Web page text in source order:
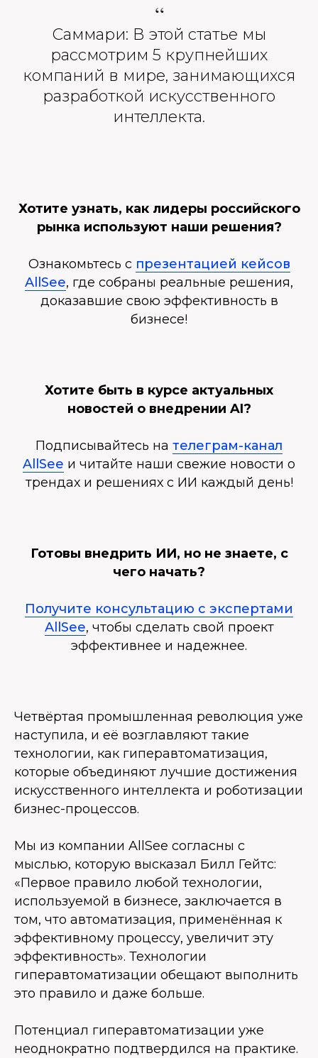
“
Саммари: В этой статье мы
рассмотрим 5 крупнейших
компаний в мире, занимающихся
разработкой искусственного
интеллекта.
Хотите узнать, как лидеры российского
рынка используют наши решения?
Ознакомьтесь с презентацией кейсов
AllSee, где собраны реальные решения,
доказавшие свою эффективность в
бизнесе!
Хотите быть в курсе актуальных
новостей о внедрении AI?
Подписывайтесь на телеграм-канал
AllSee и читайте наши свежие новости о
трендах и решениях с ИИ каждый день!
Готовы внедрить ИИ, но не знаете, с
чего начать?
Получите консультацию с экспертами
AllSee, чтобы сделать свой проект
эффективнее и надежнее.
Четвёртая промышленная революция уже
наступила, и её возглавляют такие
технологии, как гиперавтоматизация,
которые объединяют лучшие достижения
искусственного интеллекта и роботизации
бизнес-процессов.
Мы из компании AllSee согласны с
мыслью, которую высказал Билл Гейтс:
«Первое правило любой технологии,
используемой в бизнесе, заключается в
том, что автоматизация, применённая к
эффективному процессу, увеличит эту
эффективность». Технологии
гиперавтоматизации обещают выполнить
это правило и даже больше.
Потенциал гиперавтоматизации уже
неоднократно подтвердился на практике.